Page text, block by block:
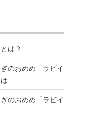
は？
のおめめ「ラビイ
のおめめ「ラビイ